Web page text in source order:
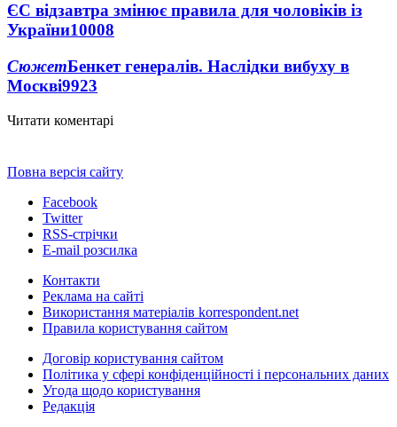
ЄС відзавтра змінює правила для чоловіків із
України10008
СюжетБенкет генералів. Наслідки вибуху в
Москві9923
Читати коментарі
Повна версія сайту
Facebook
Twitter
RSS-стрічки
E-mail розсилка
Контакти
Реклама на сайті
Використання матеріалів korrespondent.net
Правила користування сайтом
Договір користування сайтом
Політика у сфері конфіденційності і персональних даних
Угода щодо користування
Редакція